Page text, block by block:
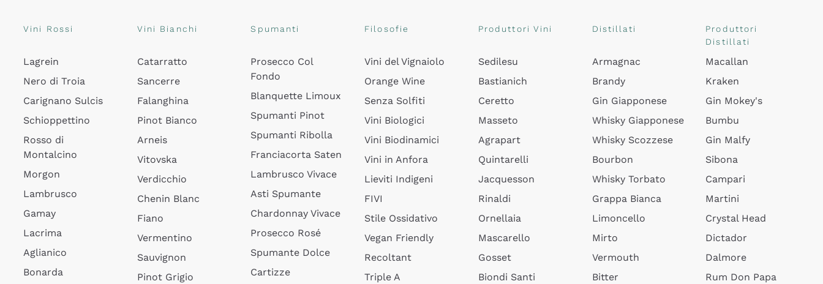
Vini Rossi
Lagrein
Nero di Troia
Carignano Sulcis
Schioppettino
Rosso di
Montalcino
Morgon
Lambrusco
Gamay
Lacrima
Aglianico
Bonarda
Vini Bianchi
Catarratto
Sancerre
Falanghina
Pinot Bianco
Arneis
Vitovska
Verdicchio
Chenin Blanc
Fiano
Vermentino
Sauvignon
Pinot Grigio
Spumanti
Prosecco Col
Fondo
Blanquette Limoux
Spumanti Pinot
Spumanti Ribolla
Franciacorta Saten
Lambrusco Vivace
Asti Spumante
Chardonnay Vivace
Prosecco Rosé
Spumante Dolce
Cartizze
Filosofie
Vini del Vignaiolo
Orange Wine
Senza Solfiti
Vini Biologici
Vini Biodinamici
Vini in Anfora
Lieviti Indigeni
FIVI
Stile Ossidativo
Vegan Friendly
Recoltant
Triple A
Produttori Vini
Sedilesu
Bastianich
Ceretto
Masseto
Agrapart
Quintarelli
Jacquesson
Rinaldi
Ornellaia
Mascarello
Gosset
Biondi Santi
Distillati
Armagnac
Brandy
Gin Giapponese
Whisky Giapponese
Whisky Scozzese
Bourbon
Whisky Torbato
Grappa Bianca
Limoncello
Mirto
Vermouth
Bitter
Produttori
Distillati
Macallan
Kraken
Gin Mokey's
Bumbu
Gin Malfy
Sibona
Campari
Martini
Crystal Head
Dictador
Dalmore
Rum Don Papa